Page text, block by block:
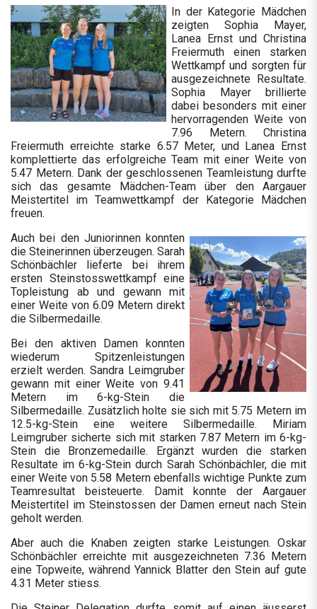
In der Kategorie Mädchen
zeigten Sophia Mayer,
Lanea Ernst und Christina
Freiermuth einen starken
Wettkampf und sorgten für
ausgezeichnete Resultate.
Sophia Mayer brillierte
dabei besonders mit einer
hervorragenden Weite von
7.96 Metern. Christina
Freiermuth erreichte starke 6.57 Meter, und Lanea Ernst
komplettierte das erfolgreiche Team mit einer Weite von
5.47 Metern. Dank der geschlossenen Teamleistung durfte
sich das gesamte Mädchen-Team über den Aargauer
Meistertitel im Teamwettkampf der Kategorie Mädchen
freuen.
Auch bei den Juniorinnen konnten
die Steinerinnen überzeugen. Sarah
Schönbächler lieferte bei ihrem
ersten Steinstosswettkampf eine
Topleistung ab und gewann mit
einer Weite von 6.09 Metern direkt
die Silbermedaille.
Bei den aktiven Damen konnten
wiederum Spitzenleistungen
erzielt werden. Sandra Leimgruber
gewann mit einer Weite von 9.41
Metern im 6-kg-Stein die
Silbermedaille. Zusätzlich holte sie sich mit 5.75 Metern im
12.5-kg-Stein eine weitere Silbermedaille. Miriam
Leimgruber sicherte sich mit starken 7.87 Metern im 6-kg-
Stein die Bronzemedaille. Ergänzt wurden die starken
Resultate im 6-kg-Stein durch Sarah Schönbächler, die mit
einer Weite von 5.58 Metern ebenfalls wichtige Punkte zum
Teamresultat beisteuerte. Damit konnte der Aargauer
Meistertitel im Steinstossen der Damen erneut nach Stein
geholt werden.
Aber auch die Knaben zeigten starke Leistungen. Oskar
Schönbächler erreichte mit ausgezeichneten 7.36 Metern
eine Topweite, während Yannick Blatter den Stein auf gute
4.31 Meter stiess.